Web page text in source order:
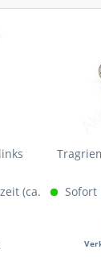
(ca. 1-3 Sofort